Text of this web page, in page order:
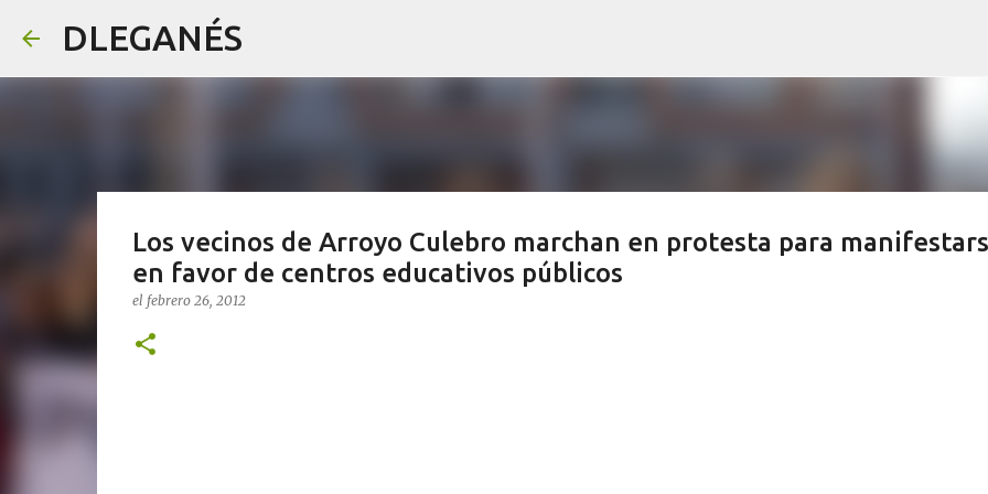
DLEGANÉS
Los vecinos de Arroyo Culebro marchan en protesta para
en favor de centros educativos públicos
el febrero 26, 2012